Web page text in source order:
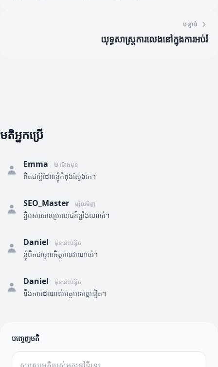
បន្ទាប់
យុទ្ធសាស្ត្រការលេងនៅក្នុងការអប់រំ
មតិអ្នកប្រើ
Emma ២ ម៉ោងមុន
ពិតជាអ្វីដែលខ្ញុំកំពុងស្វែងរក។
SEO_Master ម្សិលមិញ
ខ្លឹមសារមានប្រយោជន៍ខ្លាំងណាស់។
Daniel មុននេះបន្តិច
ខ្ញុំពិតជាចូលចិត្តអានវាណាស់។
Daniel មុននេះបន្តិច
នឹងតាមដានរាល់អត្ថបទបន្តទៀត។
បញ្ចេញមតិ